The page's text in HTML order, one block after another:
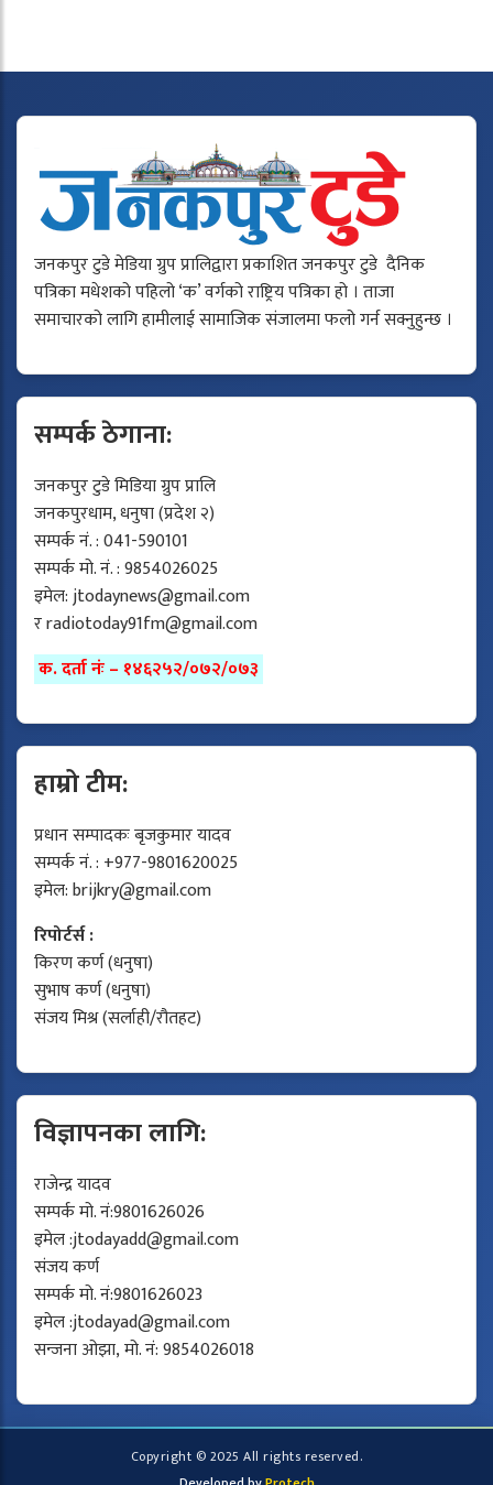
जनकपुर टुडे मेडिया ग्रुप प्रालिद्वारा प्रकाशित जनकपुर टुडे दैनिक
पत्रिका मधेशको पहिलो ‘क’ वर्गको राष्ट्रिय पत्रिका हो । ताजा
समाचारको लागि हामीलाई सामाजिक संजालमा फलो गर्न सक्नुहुन्छ ।
सम्पर्क ठेगाना:
जनकपुर टुडे मिडिया ग्रुप प्रालि
जनकपुरधाम, धनुषा (प्रदेश २)
सम्पर्क नं. : 041-590101
सम्पर्क मो. नं. : 9854026025
इमेल:jtodaynews@gmail.com
रradiotoday91fm@gmail.com
क. दर्ता नंः – १४६२५२/०७२/०७३
हाम्रो टीम:
प्रधान सम्पादकः बृजकुमार यादव
सम्पर्क नं. : +977-9801620025
इमेल:brijkry@gmail.com
रिपोर्टर्स :
किरण कर्ण (धनुषा)
सुभाष कर्ण (धनुषा)
संजय मिश्र (सर्लाही/रौतहट)
विज्ञापनका लागि:
राजेन्द्र यादव
सम्पर्क मो. नं:9801626026
इमेल :jtodayadd@gmail.com
संजय कर्ण
सम्पर्क मो. नं:9801626023
इमेल :jtodayad@gmail.com
सन्जना ओझा, मो. नं: 9854026018
Copyright © 2025 All rights reserved.